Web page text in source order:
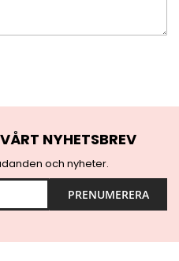
NYHETSBREV
och nyheter.
PRENUMERERA